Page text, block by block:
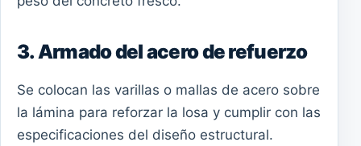
3. Armado del acero de refuerzo
Se colocan las varillas o mallas de acero sobre
la lámina para reforzar la losa y cumplir con las
especificaciones del diseño estructural.